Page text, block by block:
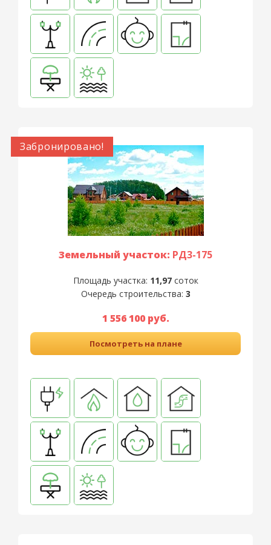
Забронировано!
Земельный участок: РД3-175
Площадь участка: 11,97соток
Очередь строительства: 3
1 556 100 руб.
Посмотреть на плане